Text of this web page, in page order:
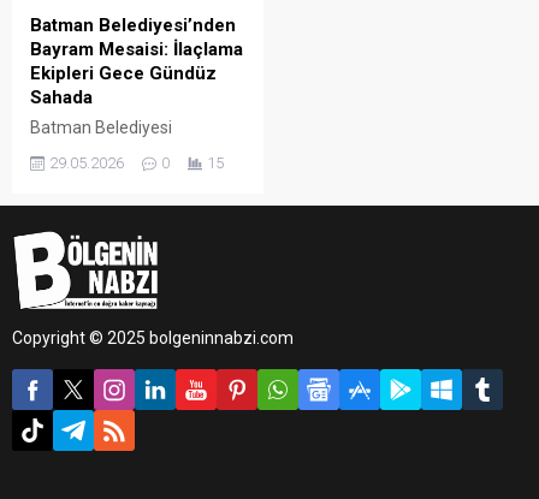
Batman Belediyesi’nden
Bayram Mesaisi: İlaçlama
Ekipleri Gece Gündüz
Sahada
Batman Belediyesi
Kurban Bayramı süresince
amacıyla kurban kesim
alanları ile haşere üreme
noktalarında aralıksız
yürütüyor.
29.05.2026 0 15
Copyright © 2025 bolgeninnabzi.com